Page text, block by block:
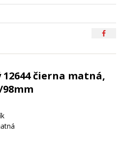
čierna matná,
98mm